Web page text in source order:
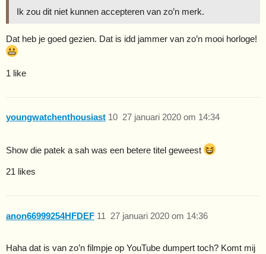
Ik zou dit niet kunnen accepteren van zo’n merk.
Dat heb je goed gezien. Dat is idd jammer van zo’n mooi horloge!
1 like
youngwatchenthousiast 27 januari 2020 om 14:34
10
Show die patek a sah was een betere titel geweest
21 likes
anon66999254HFDEF 27 januari 2020 om 14:36
11
Haha dat is van zo’n filmpje op YouTube dumpert toch? Komt mij